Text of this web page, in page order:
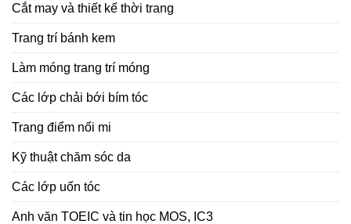
Cắt may và thiết kế thời trang
Trang trí bánh kem
Làm móng trang trí móng
Các lớp chải bới bím tóc
Trang điểm nối mi
Kỹ thuật chăm sóc da
Các lớp uốn tóc
Anh văn TOEIC và tin học MOS, IC3